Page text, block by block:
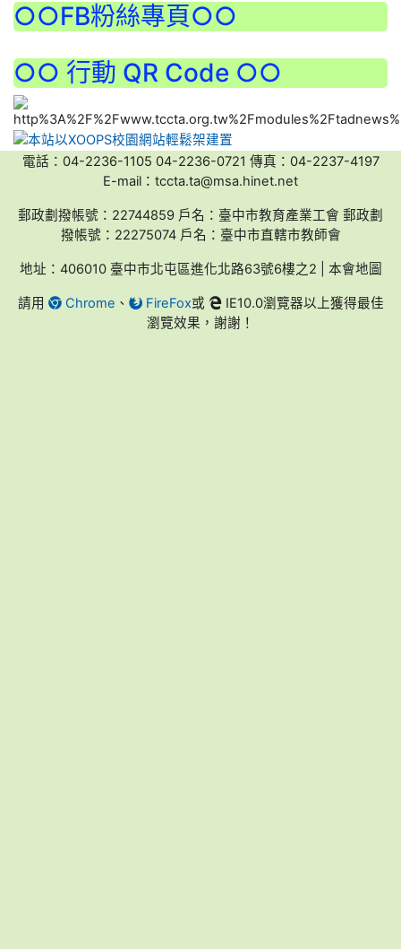
○○FB粉絲專頁○○
○○ 行動 QR Code ○○
電話：04-2236-1105 04-2236-0721 傳真：04-2237-4197
E-mail：tccta.ta@msa.hinet.net
郵政劃撥帳號：22744859 戶名：臺中市教育產業工會 郵政劃
撥帳號：22275074 戶名：臺中市直轄市教師會
地址：406010 臺中市北屯區進化北路63號6樓之2 | 本會地圖
請用 Chrome 、 FireFox或
IE10.0瀏覽器以上獲得最佳
瀏覽效果，謝謝！